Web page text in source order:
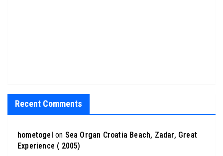
Recent Comments
hometogel on Sea Organ Croatia Beach, Zadar, Great
Experience ( 2005)